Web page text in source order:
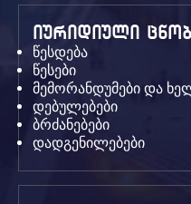
იურიდიული
წესდება
წესები
მემორანდუმები და
დებულებები
ბრძანებები
დადგენილებები